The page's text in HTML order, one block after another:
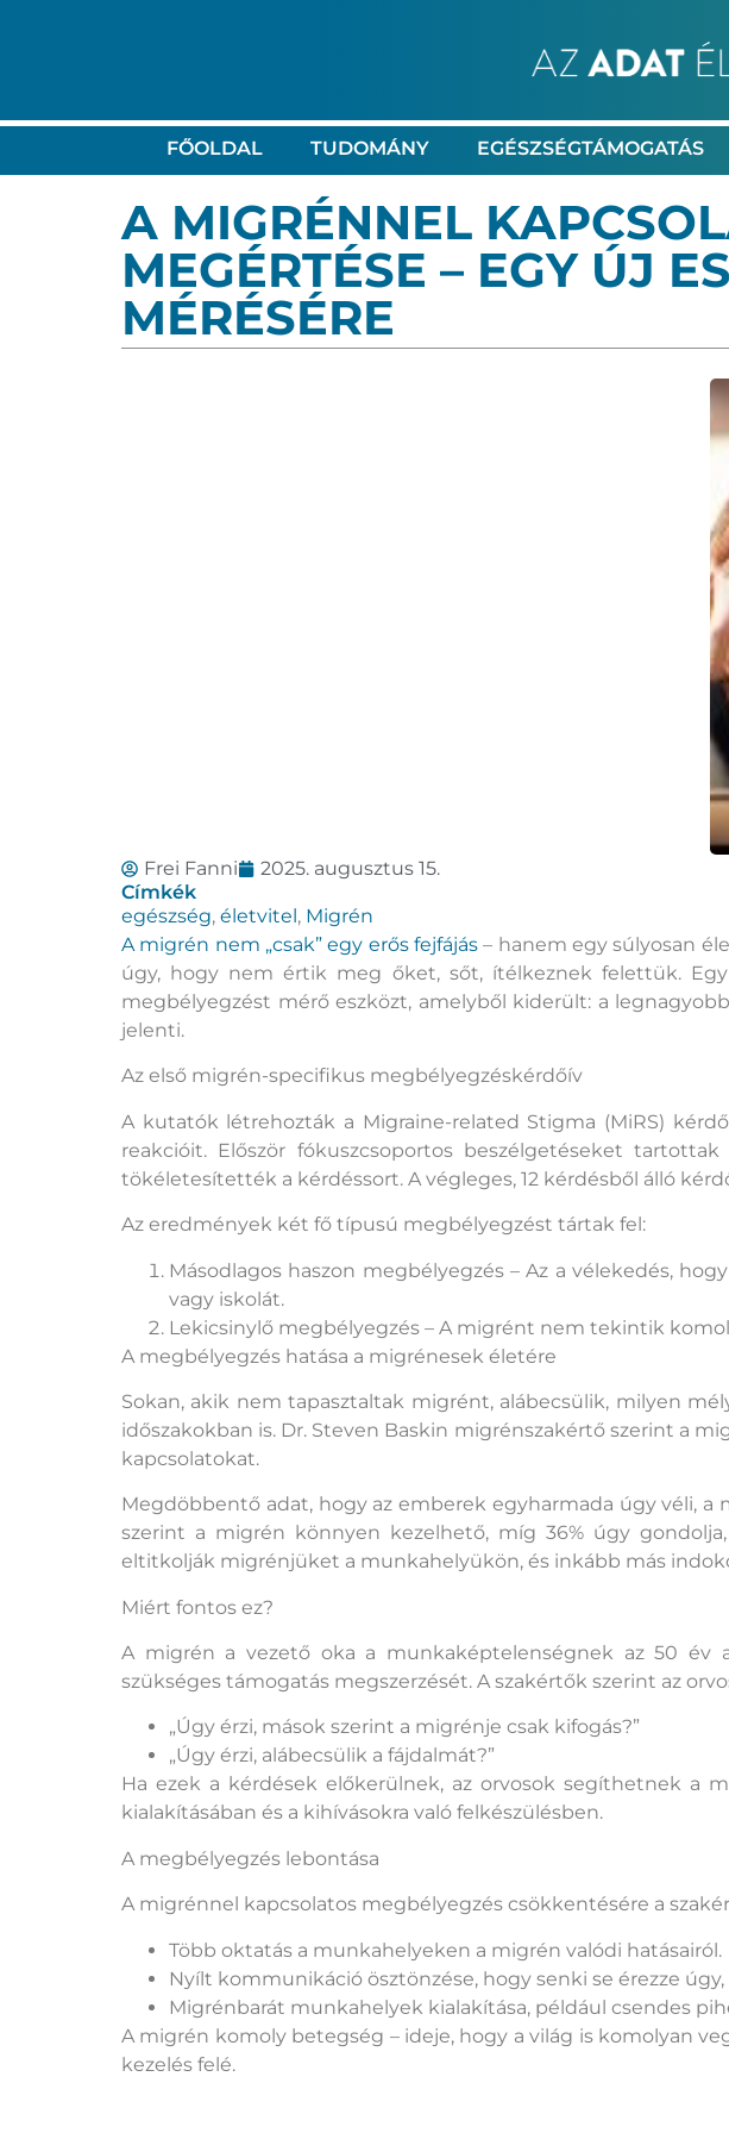
FŐOLDAL TUDOMÁNY EGÉSZSÉGTÁMOGATÁS
A MIGRÉNNEL
MEGÉRTÉSE – EGY ÚJ
MÉRÉSÉRE
Frei Fanni
2025. augusztus 15.
Címkék
egészség, életvitel, Migrén
A migrén nem „csak” egy erős fejfájás – hanem egy súlyosan
úgy, hogy nem értik meg őket, sőt, ítélkeznek felettük.
megbélyegzést mérő eszközt, amelyből kiderült: a
jelenti.
Az első migrén-specifikus megbélyegzéskérdőív
A kutatók létrehozták a Migraine-related Stigma (MiRS)
reakcióit. Először fókuszcsoportos beszélgetéseket
tökéletesítették a kérdéssort. A végleges, 12 kérdésből álló
Az eredmények két fő típusú megbélyegzést tártak fel:
Másodlagos haszon megbélyegzés – Az a vélekedés,
vagy iskolát.
Lekicsinylő megbélyegzés – A migrént nem tekintik
A megbélyegzés hatása a migrénesek életére
Sokan, akik nem tapasztaltak migrént, alábecsülik, milyen
időszakokban is. Dr. Steven Baskin migrénszakértő szerint a
kapcsolatokat.
Megdöbbentő adat, hogy az emberek egyharmada úgy véli, a
szerint a migrén könnyen kezelhető, míg 36% úgy
eltitkolják migrénjüket a munkahelyükön, és inkább más
Miért fontos ez?
A migrén a vezető oka a munkaképtelenségnek az 50 év
szükséges támogatás megszerzését. A szakértők szerint az
„Úgy érzi, mások szerint a migrénje csak kifogás?”
„Úgy érzi, alábecsülik a fájdalmát?”
Ha ezek a kérdések előkerülnek, az orvosok segíthetnek a
kialakításában és a kihívásokra való felkészülésben.
A megbélyegzés lebontása
A migrénnel kapcsolatos megbélyegzés csökkentésére a
Több oktatás a munkahelyeken a migrén valódi hatásairól.
Nyílt kommunikáció ösztönzése, hogy senki se érezze
Migrénbarát munkahelyek kialakítása, például csendes
A migrén komoly betegség – ideje, hogy a világ is komolyan
kezelés felé.